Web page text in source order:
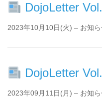
DojoLetter
2023年10月10日(火) – お知
DojoLetter
2023年09月11日(月) – お知